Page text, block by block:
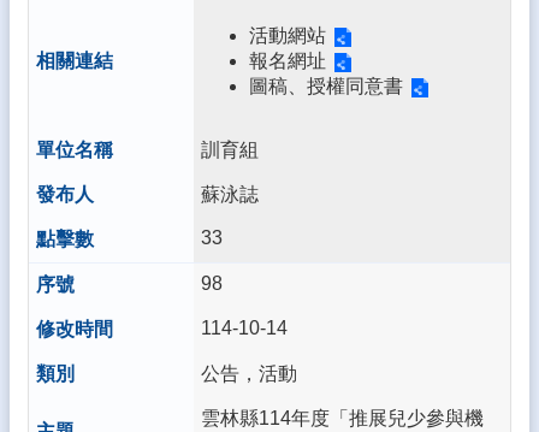
活動網站
報名網址
圖稿、授權同意書
訓育組
蘇泳誌
33
98
114-10-14
公告，活動
雲林縣114年度「推展兒少參與機